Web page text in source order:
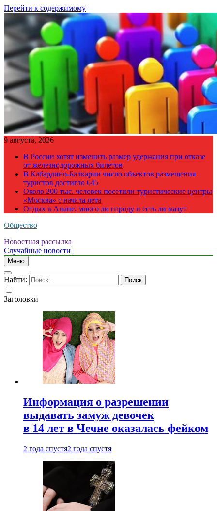
Перейти к содержимому
9 августа, 2026
В России хотят изменить размер удержания при отказе
от железнодорожных билетов
В Кабардино-Балкарии число объектов размещения
туристов достигло 645
Около 200 тыс. человек посетили туристические центры
«Москва» с начала лета
Отдых в Анапе: много ли народу и есть ли мазут
Общество
Новостная рассылка
Случайные новости
Меню
Найти:
Заголовки
Информация о разрешении
выдавать замуж девочек
в 14 лет в Чечне оказалась фейком
2 года спустя2 года спустя